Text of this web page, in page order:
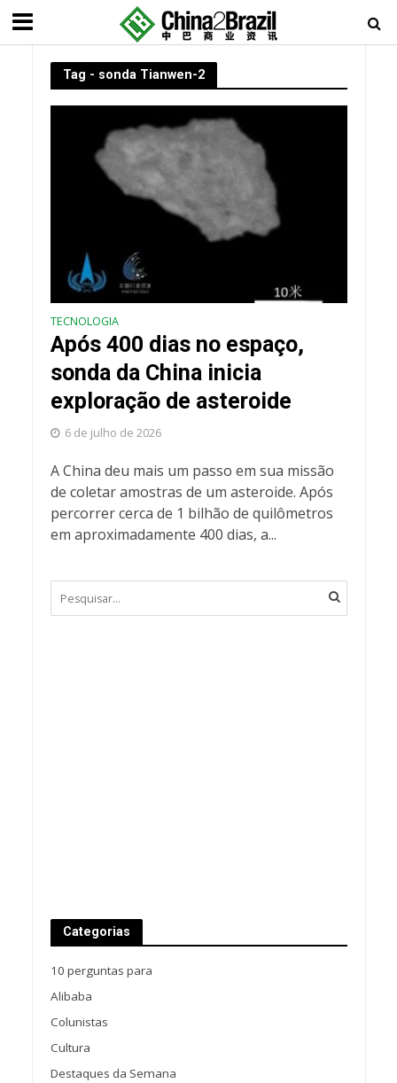
Tag - sonda Tianwen-2
TECNOLOGIA
Após 400 dias no espaço,
sonda da China inicia
exploração de asteroide
6 de julho de 2026
A China deu mais um passo em sua missão
de coletar amostras de um asteroide. Após
percorrer cerca de 1 bilhão de quilômetros
em aproximadamente 400 dias, a...
Categorias
10 perguntas para
Alibaba
Colunistas
Cultura
Destaques da Semana